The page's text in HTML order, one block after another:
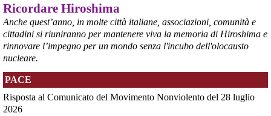
@peacelink - 6/8/2026 21:35
Ultimi cento milioni di euro per l’ex Ilva, poi non saranno più
possibili nuovi aiuti di Stato. Lo ha confermato il ministro Adolfo
Urso durante l’incontro al Mimit con le imprese dell’indotto: la
tranche conclusiva del prestito autorizzato dall’Unione europea
dovrà essere erogata entro il 9 agosto e restituita dal futuro
acquirente.
Fonte: Studio100
#ILVA
Ricordare Hiroshima
Anche quest’anno, in molte città italiane, associazioni, comunità e
cittadini si riuniranno per mantenere viva la memoria di Hiroshima e
rinnovare l’impegno per un mondo senza l'incubo dell'olocausto
nucleare.
PACE
Risposta al Comunicato del Movimento Nonviolento del 28 luglio
2026